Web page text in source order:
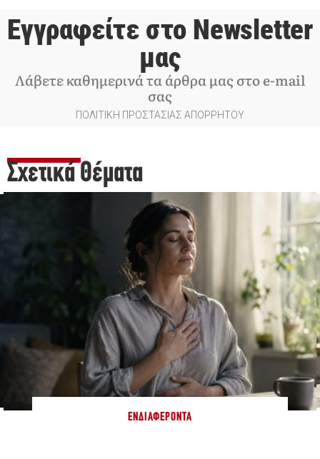
Εγγραφείτε στο Newsletter
μας
Λάβετε καθημερινά τα άρθρα μας στο e-mail
σας
ΠΟΛΙΤΙΚΗ ΠΡΟΣΤΑΣΙΑΣ ΑΠΟΡΡΗΤΟΥ
Σχετικά Θέματα
ΕΝΔΙΑΦΈΡΟΝΤΑ